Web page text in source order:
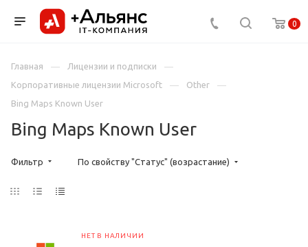
0
Главная
Лицензии и подписки
Корпоративные лицензии Microsoft
Other
Bing Maps Known User
Bing Maps Known User
Фильтр По свойству "Статус" (возрастание)
НЕТ В НАЛИЧИИ